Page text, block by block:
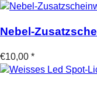
Nebel-
€10,00 *